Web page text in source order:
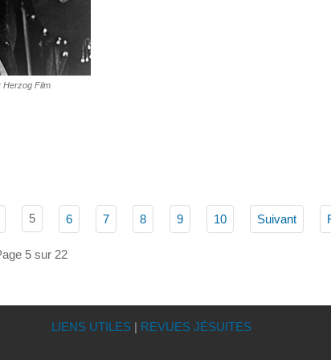
Herzog Film
5 6 7 8 9 10 Suivant
5 sur 22
LIENS UTILES| REVUES JÉSUITES